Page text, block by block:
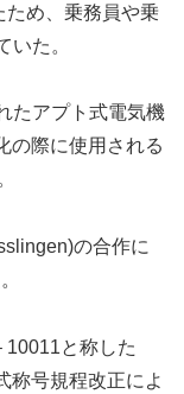
ため、乗務員や乗
いた。
たアプト式電気機
の際に使用される
の合作に
と称した
称号規程改正によ